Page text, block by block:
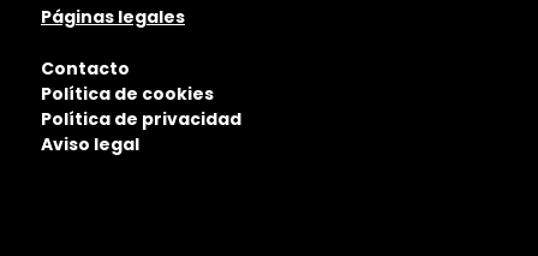
Páginas legales
Contacto
Política de cookies
Política de privacidad
Aviso legal